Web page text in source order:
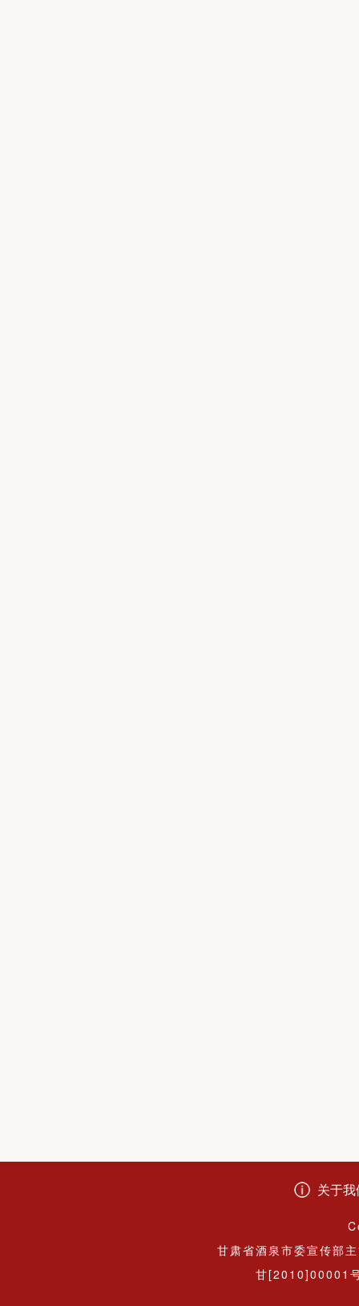
关于我
甘肃省酒泉市委宣传部
甘[2010]00001